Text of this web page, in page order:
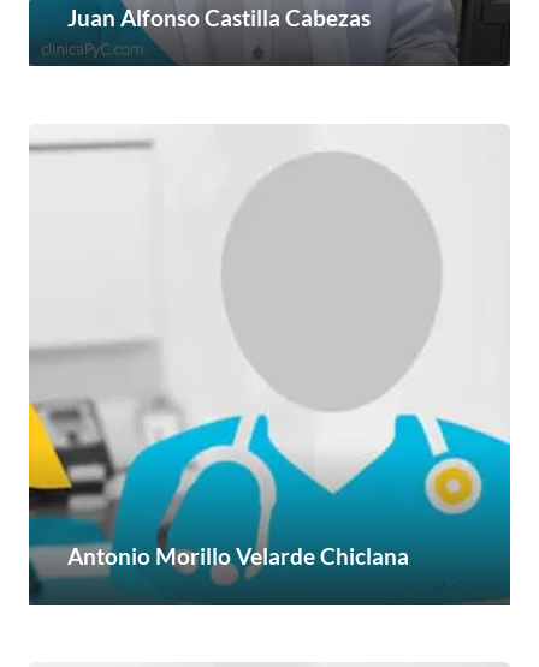
Juan Alfonso Castilla Cabezas
Antonio Morillo Velarde Chiclana